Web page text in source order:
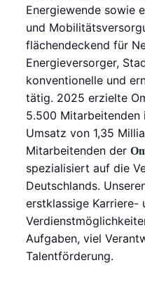
Energiewende sowie
und
flächendeckend für
Energieversorger,
konventionelle und
tätig. 2025 erzielte
5.500 Mitarbeitenden
Umsatz von 1,35
Mitarbeitenden der
spezialisiert auf die
Deutschlands.
erstklassige Karriere-
Aufgaben, viel
Talentförderung.